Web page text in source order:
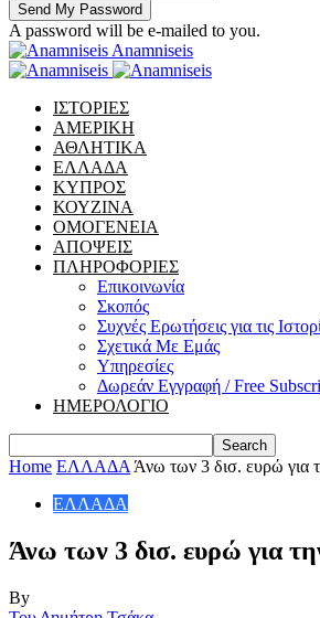
A password will be e-mailed to you.
Anamniseis
ΙΣΤΟΡΙΕΣ
ΑΜΕΡΙΚΗ
ΑΘΛΗΤΙΚΑ
ΕΛΛΑΔΑ
ΚΥΠΡΟΣ
ΚΟΥΖΙΝΑ
ΟΜΟΓΕΝΕΙΑ
ΑΠΟΨΕΙΣ
ΠΛΗΡΟΦΟΡΙΕΣ
Επικοινωνία
Σκοπός
Συχνές Ερωτήσεις για τις
Σχετικά Με Εμάς
Υπηρεσίες
Δωρεάν Εγγραφή / Free
ΗΜΕΡΟΛΟΓΙΟ
Home ΕΛΛΑΔΑ Άνω των 3 δισ. ευρώ για
ΕΛΛΑΔΑ
Άνω των 3 δισ. ευρώ για
By